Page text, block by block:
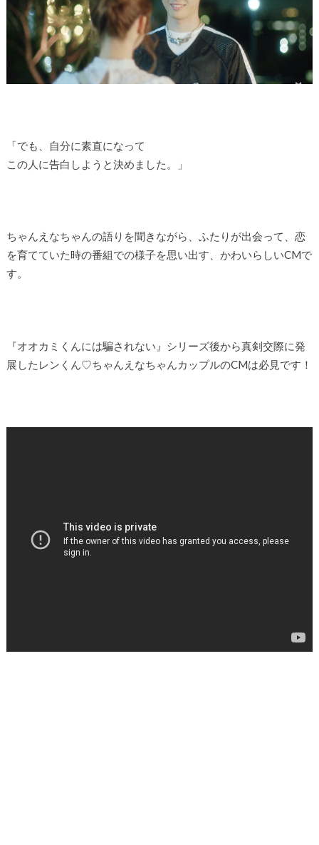
「でも、自分に素直になって
この人に告白しようと決めました。」
ちゃんえなちゃんの語りを聞きながら、ふたりが出会って、恋
を育てていた時の番組での様子を思い出す、かわいらしいCMで
す。
『オオカミくんには騙されない』シリーズ後から真剣交際に発
展したレンくん♡ちゃんえなちゃんカップルのCMは必見です！